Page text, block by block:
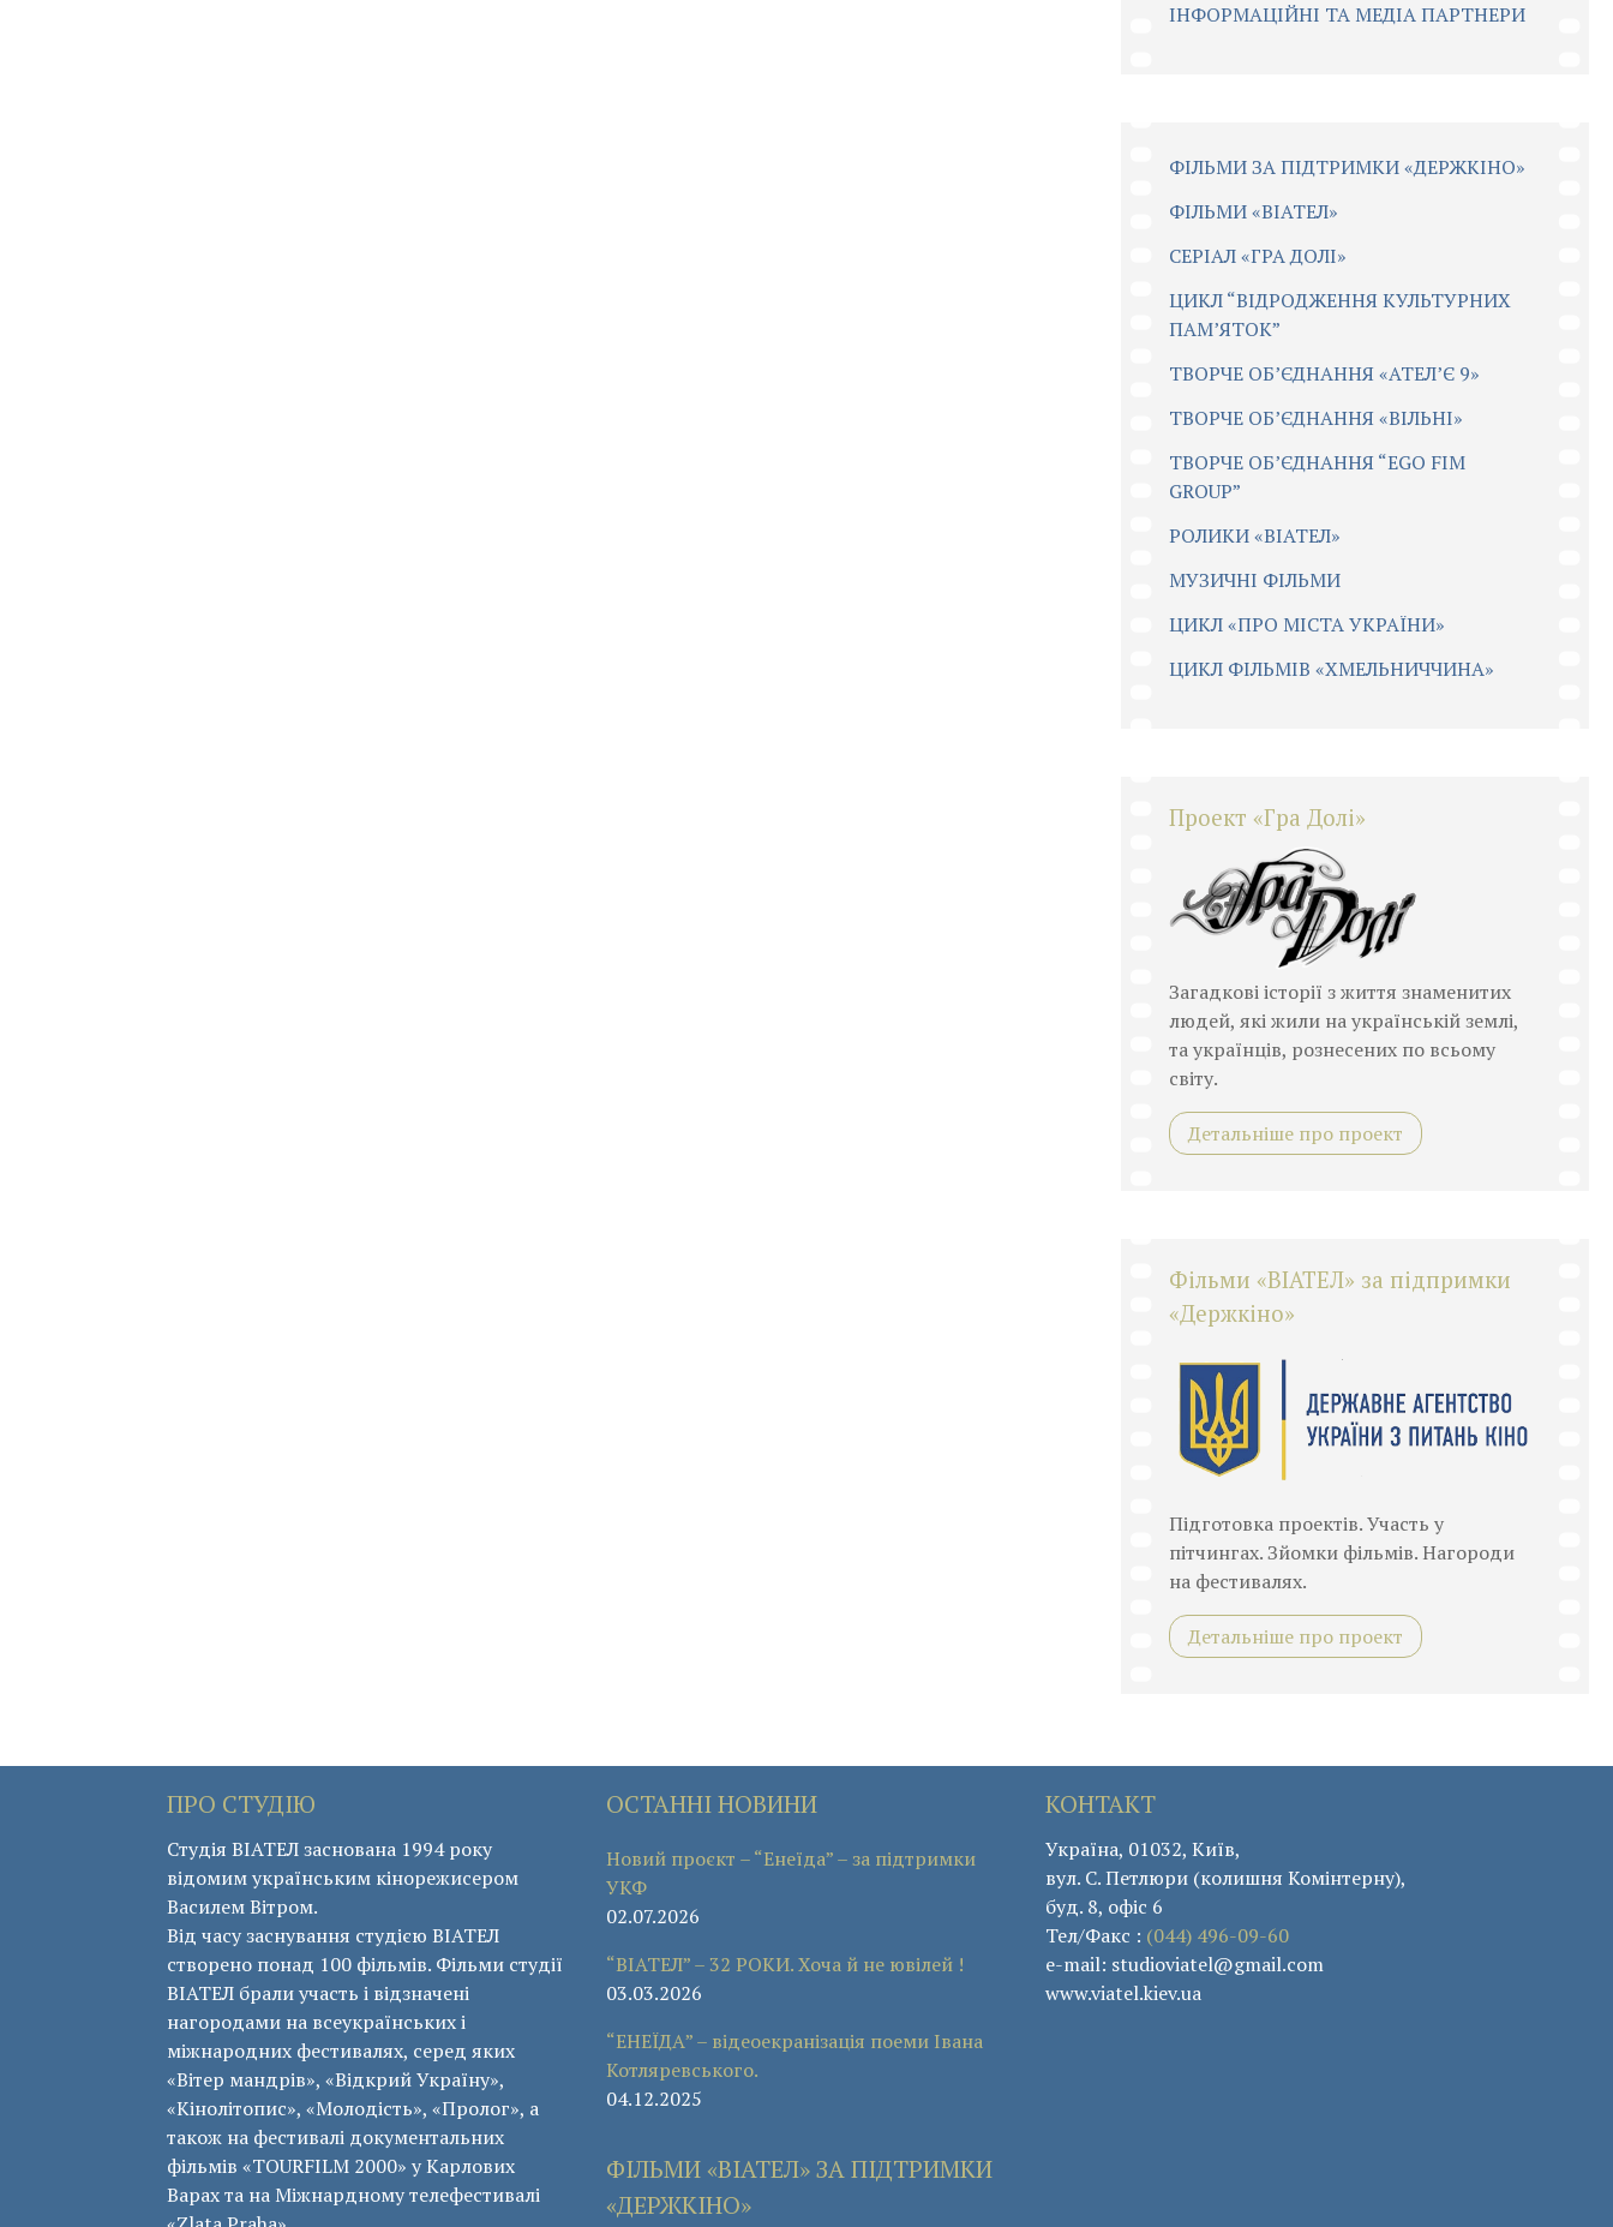
ІНФОРМАЦІЙНІ ТА МЕДІА ПАРТНЕРИ
ФІЛЬМИ ЗА ПІДТРИМКИ «ДЕРЖКІНО»
ФІЛЬМИ «ВІАТЕЛ»
СЕРІАЛ «ГРА ДОЛІ»
ЦИКЛ “ВІДРОДЖЕННЯ КУЛЬТУРНИХ
ПАМ’ЯТОК”
ТВОРЧЕ ОБ’ЄДНАННЯ «АТЕЛ’Є 9»
ТВОРЧЕ ОБ’ЄДНАННЯ «ВІЛЬНІ»
ТВОРЧЕ ОБ’ЄДНАННЯ “EGO FIM
GROUP”
РОЛИКИ «ВІАТЕЛ»
МУЗИЧНІ ФІЛЬМИ
ЦИКЛ «ПРО МІСТА УКРАЇНИ»
ЦИКЛ ФІЛЬМІВ «ХМЕЛЬНИЧЧИНА»
Проект «Гра Долі»
Загадкові історії з життя знаменитих
людей, які жили на українській землі,
та українців, рознесених по всьому
світу.
Детальніше про проект
Фільми «ВІАТЕЛ» за підпримки
«Держкіно»
Підготовка проектів. Участь у
пітчингах. Зйомки фільмів. Нагороди
на фестивалях.
Детальніше про проект
ПРО СТУДІЮ
Студія ВІАТЕЛ заснована 1994 року
відомим українським кінорежисером
Василем Вітром.
Від часу заснування студією ВІАТЕЛ
створено понад 100 фільмів. Фільми студії
ВІАТЕЛ брали участь і відзначені
нагородами на всеукраїнських і
міжнародних фестивалях, серед яких
«Вітер мандрів», «Відкрий Україну»,
«Кінолітопис», «Молодість», «Пролог», а
також на фестивалі документальних
фільмів «ТОURFILM 2000» у Карлових
Варах та на Міжнардному телефестивалі
ОСТАННІ НОВИНИ
Новий проєкт – “Енеїда” – за підтримки
УКФ
02.07.2026
“ВІАТЕЛ” – 32 РОКИ. Хоча й не ювілей !
03.03.2026
“ЕНЕЇДА” – відеоекранізація поеми Івана
Котляревського.
04.12.2025
ФІЛЬМИ «ВІАТЕЛ» ЗА ПІДТРИМКИ
«ДЕРЖКІНО»
КОНТАКТ
Україна, 01032, Київ,
вул. С. Петлюри (колишня Комінтерну),
буд. 8, офіс 6
Тел/Факс : (044) 496-09-60
e-mail: studioviatel@gmail.com
www.viatel.kiev.ua